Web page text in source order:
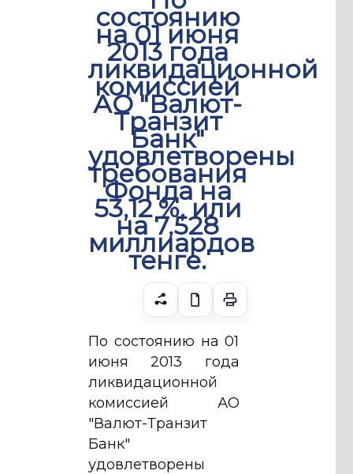
состоянию
на 01 июня
2013 года
ликвидационной
комиссией
АО "Валют-
Транзит
Банк"
удовлетворены
требования
Фонда на
53,12 %, или
на 7,528
миллиардов
тенге.
По состоянию на 01
июня 2013 года
ликвидационной
комиссией АО
"Валют-Транзит
Банк"
удовлетворены